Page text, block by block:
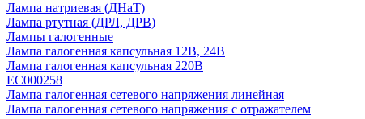
Лампа натриевая (ДНаТ)
Лампа ртутная (ДРЛ, ДРВ)
Лампы галогенные
Лампа галогенная капсульная 12В, 24В
Лампа галогенная капсульная 220В
EC000258
Лампа галогенная сетевого напряжения линейная
Лампа галогенная сетевого напряжения с отражателем